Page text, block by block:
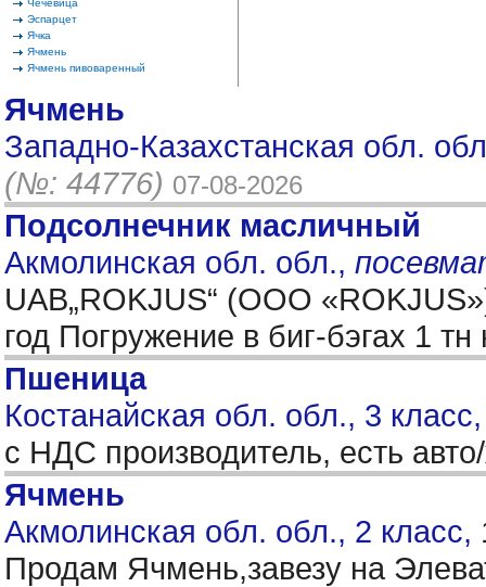
Чечевица
Эспарцет
Ячка
Ячмень
Ячмень пивоваренный
Ячмень
Западно-Казахстанская обл.
(№: 44776) 07-08-2026
Подсолнечник масличный
Акмолинская обл. обл.,
UAB„ROKJUS“ (ООО
год Погружение в биг-бэгах 1
Пшеница
Костанайская обл. обл., 3
с НДС производитель, есть
Ячмень
Акмолинская обл. обл., 2 класс,
Продам Ячмень,завезу на